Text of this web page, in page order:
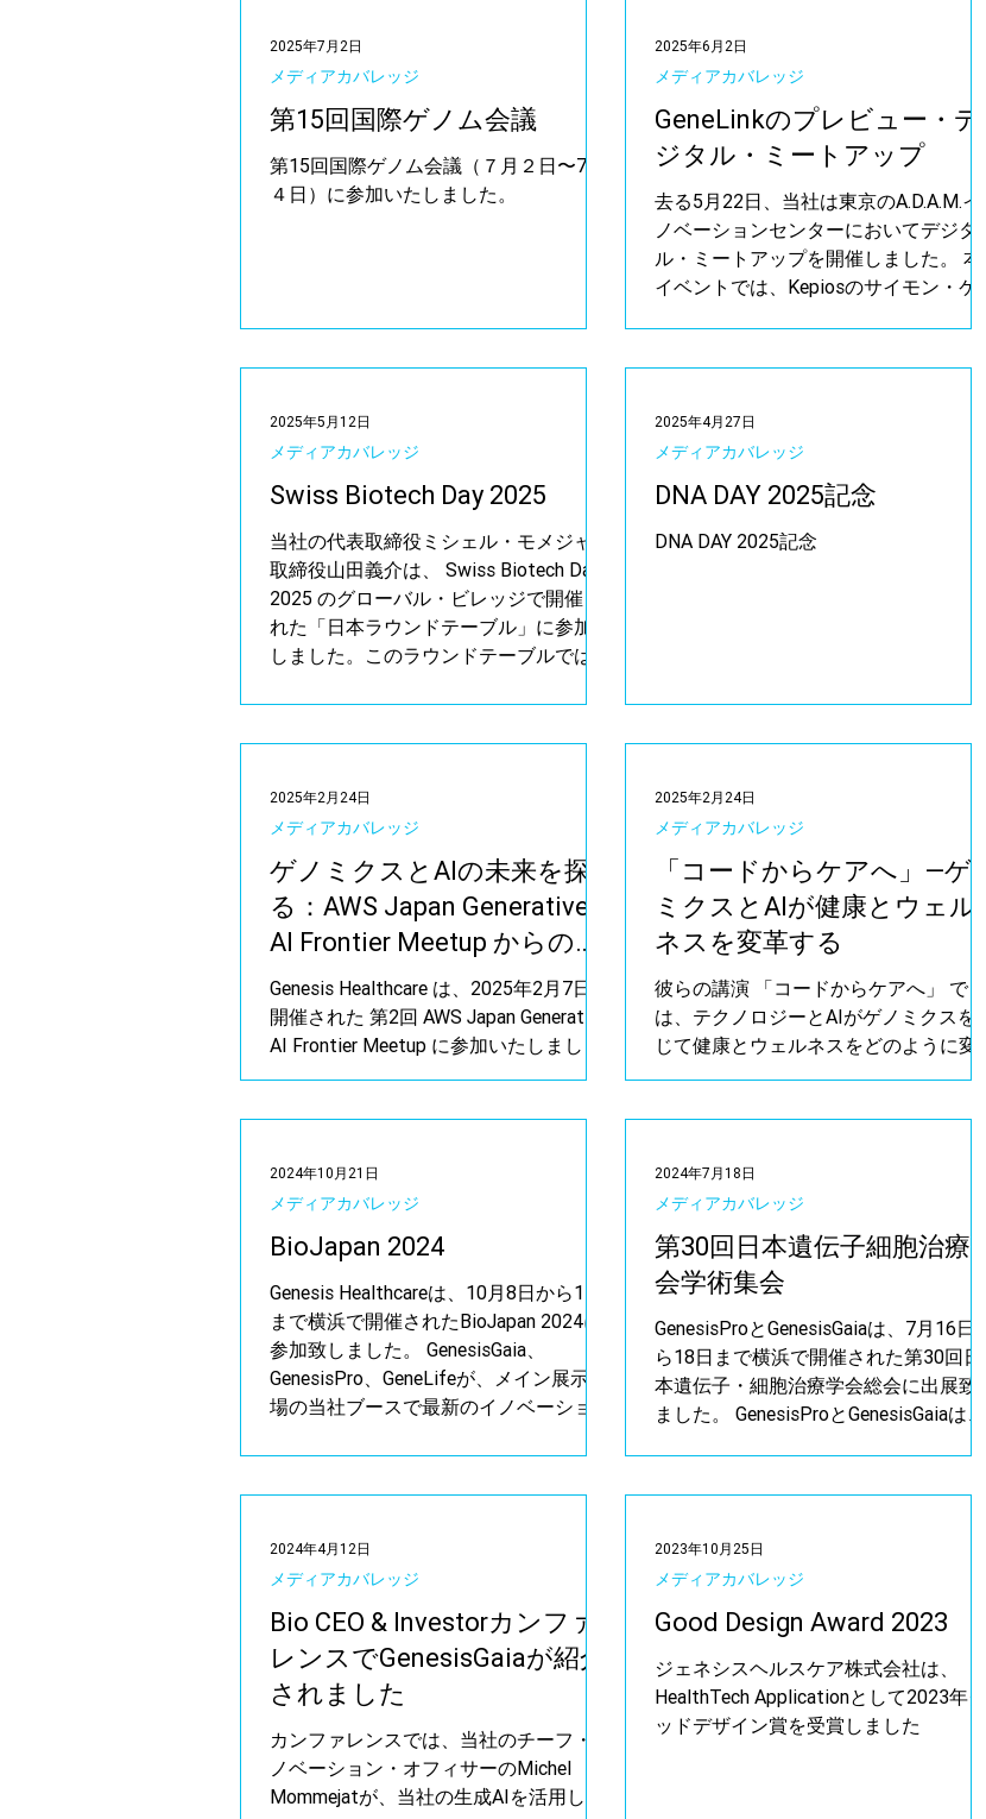
第15回国際ゲノム会議
第15回国際ゲノム会議（７月２日〜7月
４日）に参加いたしました。
メディアカバレッジ
2025年7月2日
GeneLinkのプレビュー・デ
ジタル・ミートアップ
去る5月22日、当社は東京のA.D.A.M.イ
ノベーションセンターにおいてデジタ
ル・ミートアップを開催しました。 本
イベントでは、Kepiosのサイモン・ケン
おける最新のデジタルおよびAIトレン...
メディアカバレッジ
2025年6月2日
Swiss Biotech Day 2025
当社の代表取締役ミシェル・モメジャと
取締役山田義介は、 Swiss Biotech Day
2025 のグローバル・ビレッジで開催さ
れた「日本ラウンドテーブル」に参加致
しました。このラウンドテーブルでは、
やビジネス連携に至るまで、ライフ...
メディアカバレッジ
2025年5月12日
DNA DAY 2025記念
DNA DAY 2025記念
メディアカバレッジ
2025年4月27日
ゲノミクスとAIの未来を探
る：AWS Japan Generative
AI Frontier Meetup からの洞
察
Genesis Healthcare は、2025年2月7日に
開催された 第2回 AWS Japan Generative
AI Frontier Meetup に参加いたしまし
た。
メディアカバレッジ
2025年2月24日
「コードからケアへ」—ゲノ
ミクスとAIが健康とウェル
ネスを変革する
彼らの講演 「コードからケアへ」 で
は、テクノロジーとAIがゲノミクスを通
じて健康とウェルネスをどのように変革
しているかについて議論し、100名以上
メディアカバレッジ
2025年2月24日
BioJapan 2024
Genesis Healthcareは、10月8日から11日
まで横浜で開催されたBioJapan 2024に
参加致しました。 GenesisGaia、
GenesisPro、GeneLifeが、メイン展示会
場の当社ブースで最新のイノベーション
メディアカバレッジ
2024年10月21日
第30回日本遺伝子細胞治療学
会学術集会
GenesisProとGenesisGaiaは、7月16日か
ら18日まで横浜で開催された第30回日
本遺伝子・細胞治療学会総会に出展致し
ました。 GenesisProとGenesisGaiaは、
テーマとし...
メディアカバレッジ
2024年7月18日
Bio CEO & Investorカンファ
レンスでGenesisGaiaが紹介
されました
カンファレンスでは、当社のチーフ・イ
ノベーション・オフィサーのMichel
Mommejatが、当社の生成AIを活用した
メディアカバレッジ
2024年4月12日
Good Design Award 2023
ジェネシスヘルスケア株式会社は、
HealthTech Applicationとして2023年グ
ッドデザイン賞を受賞しました
メディアカバレッジ
2023年10月25日